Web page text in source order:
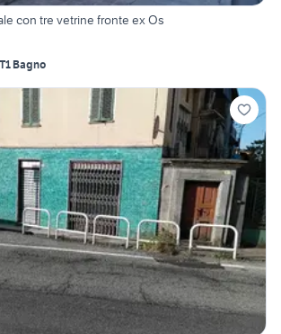
con tre vetrine fronte ex Os
1 Bagno